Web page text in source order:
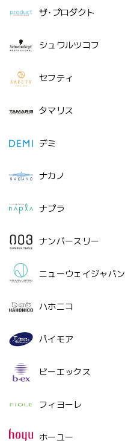
ザ･プロダクト
シュワルツコフ
セフティ
タマリス
デミ
ナカノ
ナプラ
ナンバースリー
ニューウェイジャパン
ハホニコ
パイモア
ビーエックス
フィヨーレ
ホーユー